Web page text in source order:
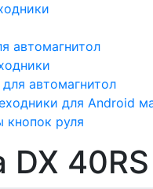
автомагнитол
автомагнитол
для Android
кнопок руля
DX 40RS